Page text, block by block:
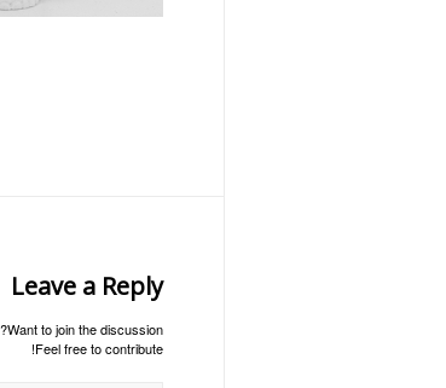
Leave a Reply
Want to join the discussion?
Feel free to contribute!